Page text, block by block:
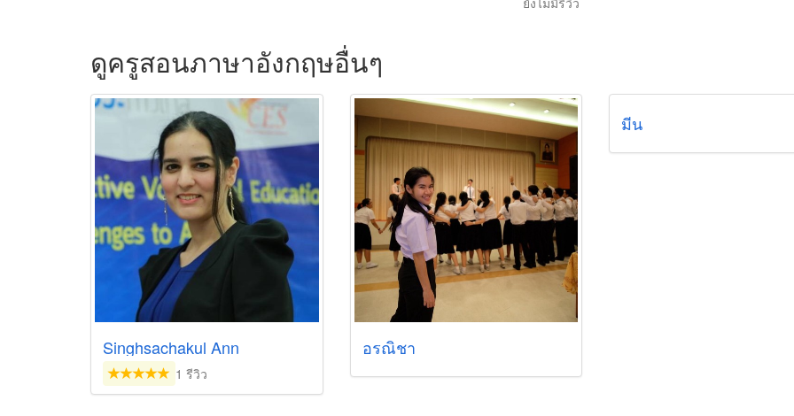
ดูครูสอนภาษาอังกฤษอื่นๆ
Singhsachakul Ann
1 รีวิว
อรณิชา
มีน